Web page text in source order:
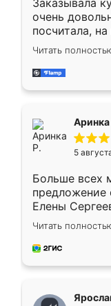
Заказывала
очень
посчитала,
Замерщик
делу со всей
за день,
Читать
Аринка
5
Больше всех
предложение
Елены
короткие
для замера
предложил
Читать